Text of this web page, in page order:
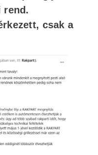
rend.
csak a